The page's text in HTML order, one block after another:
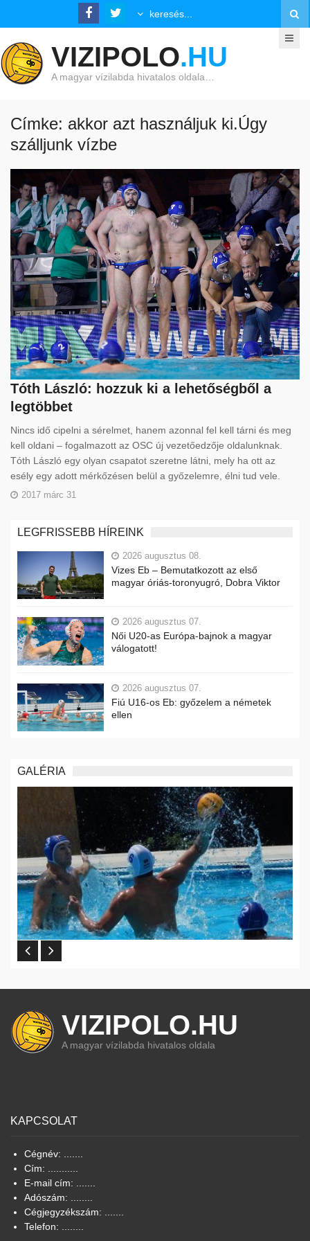
VIZIPOLO.HU
A magyar vízilabda hivatalos oldala…
Címke: akkor azt használjuk ki.Úgy
szálljunk vízbe
Tóth László: hozzuk ki a lehetőségből a
legtöbbet
Nincs idő cipelni a sérelmet, hanem azonnal fel kell tárni és meg
kell oldani – fogalmazott az OSC új vezetőedzője oldalunknak.
Tóth László egy olyan csapatot szeretne látni, mely ha ott az
esély egy adott mérkőzésen belül a győzelemre, élni tud vele.
2017 márc 31
LEGFRISSEBB HÍREINK
2026 augusztus 08.
Vizes Eb – Bemutatkozott az első
magyar óriás-toronyugró, Dobra Viktor
2026 augusztus 07.
Női U20-as Európa-bajnok a magyar
válogatott!
2026 augusztus 07.
Fiú U16-os Eb: győzelem a németek
ellen
GALÉRIA
VIZIPOLO.HU
A magyar vízilabda hivatalos oldala
KAPCSOLAT
Cégnév: .......
Cím: ...........
E-mail cím: .......
Adószám: ........
Cégjegyzékszám: .......
Telefon: ........